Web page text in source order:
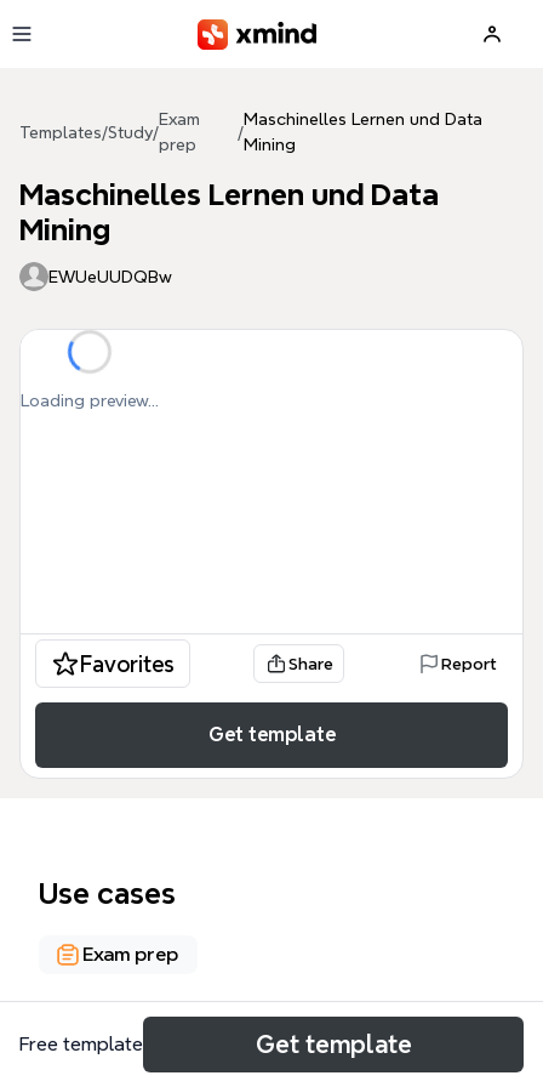
Templates/Study/
Exam
prep
/
Maschinelles Lernen und Data
Mining
Maschinelles Lernen und Data
Mining
EWUeUUDQBw
Loading preview...
Favorites Share Report
Get template
Use cases
Exam prep
About
Free template Get template